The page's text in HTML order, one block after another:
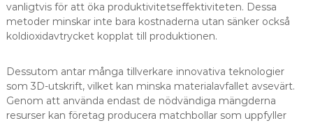
vanligtvis för att öka produktivitetseffektiviteten. Dessa
metoder minskar inte bara kostnaderna utan sänker också
koldioxidavtrycket kopplat till produktionen.
Dessutom antar många tillverkare innovativa teknologier
som 3D-utskrift, vilket kan minska materialavfallet avsevärt.
Genom att använda endast de nödvändiga mängderna
resurser kan företag producera matchbollar som uppfyller